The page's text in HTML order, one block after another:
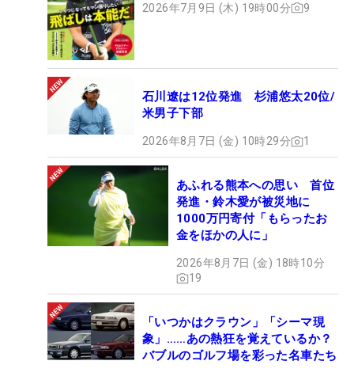
2026年7月9日 (木) 19時00分 9
石川遼は12位発進 杉浦悠太20位/
米男子下部
2026年8月7日 (金) 10時29分 1
あふれる熊本への思い 首位
発進・鈴木愛が被災地に
1000万円寄付「もらったお
金をほかの人に」
2026年8月7日 (金) 18時10分
19
「いつかはクラウン」「シーマ現
象」……あの熱狂を覚えているか？
バブルのゴルフ場を彩った名車たち